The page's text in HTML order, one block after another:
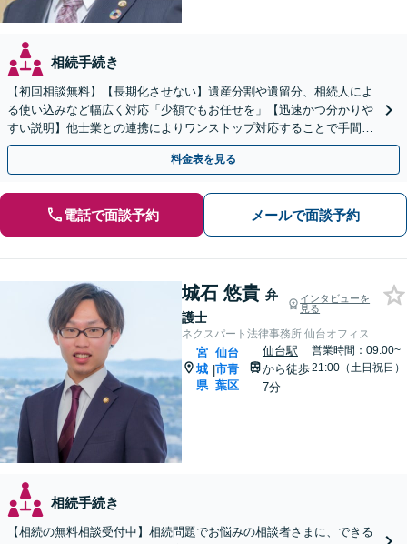
相続手続き
【初回相談無料】【長期化させない】遺産分割や遺留分、相続人によ
る使い込みなど幅広く対応「少額でもお任せを」【迅速かつ分かりや
すい説明】他士業との連携によりワンストップ対応することで手間を
最小限にし、円滑な解決に努めます【青葉通一番町駅4分】
料金表を見る
電話で面談予約 メールで面談予約
城石 悠貴 弁
護士
インタビューを
見る
ネクスパート法律事務所 仙台オフィス
宮
城
県
|
仙台
市青
葉区
仙台駅
から徒歩
7分
営業時間：09:00~
21:00（土日祝日）
相続手続き
【相続の無料相談受付中】相続問題でお悩みの相談者さまに、できる